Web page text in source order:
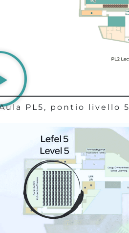
PL5, pontio livello 5